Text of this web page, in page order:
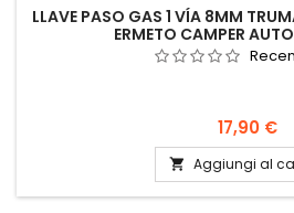
LLAVE PASO GAS 1 VÍA 8MM
ERMETO CAMPER
Prezzo
17,90 €
 Aggiungi al